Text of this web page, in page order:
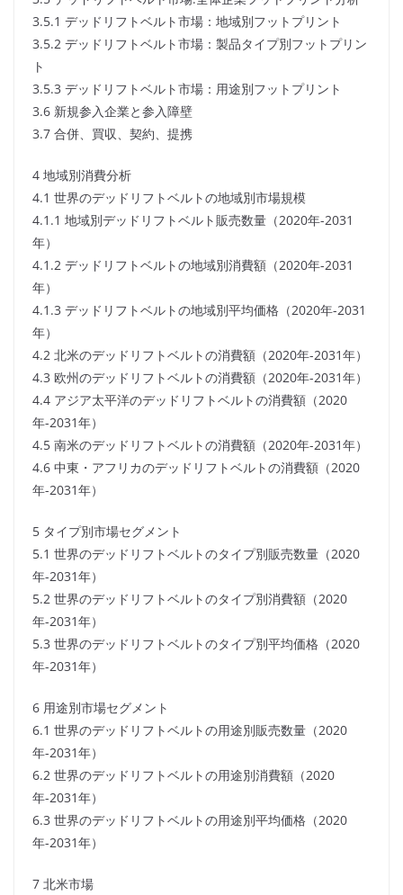
3.5.1 デッドリフトベルト市場：地域別フットプリント
3.5.2 デッドリフトベルト市場：製品タイプ別フットプリン
ト
3.5.3 デッドリフトベルト市場：用途別フットプリント
3.6 新規参入企業と参入障壁
3.7 合併、買収、契約、提携
4 地域別消費分析
4.1 世界のデッドリフトベルトの地域別市場規模
4.1.1 地域別デッドリフトベルト販売数量（2020年-2031
年）
4.1.2 デッドリフトベルトの地域別消費額（2020年-2031
年）
4.1.3 デッドリフトベルトの地域別平均価格（2020年-2031
年）
4.2 北米のデッドリフトベルトの消費額（2020年-2031年）
4.3 欧州のデッドリフトベルトの消費額（2020年-2031年）
4.4 アジア太平洋のデッドリフトベルトの消費額（2020
年-2031年）
4.5 南米のデッドリフトベルトの消費額（2020年-2031年）
4.6 中東・アフリカのデッドリフトベルトの消費額（2020
年-2031年）
5 タイプ別市場セグメント
5.1 世界のデッドリフトベルトのタイプ別販売数量（2020
年-2031年）
5.2 世界のデッドリフトベルトのタイプ別消費額（2020
年-2031年）
5.3 世界のデッドリフトベルトのタイプ別平均価格（2020
年-2031年）
6 用途別市場セグメント
6.1 世界のデッドリフトベルトの用途別販売数量（2020
年-2031年）
6.2 世界のデッドリフトベルトの用途別消費額（2020
年-2031年）
6.3 世界のデッドリフトベルトの用途別平均価格（2020
年-2031年）
7 北米市場